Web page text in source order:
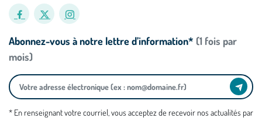
Abonnez-vous à notre lettre d’information* (1 fois par
mois)
* En renseignant votre courriel, vous acceptez de recevoir nos actualités par